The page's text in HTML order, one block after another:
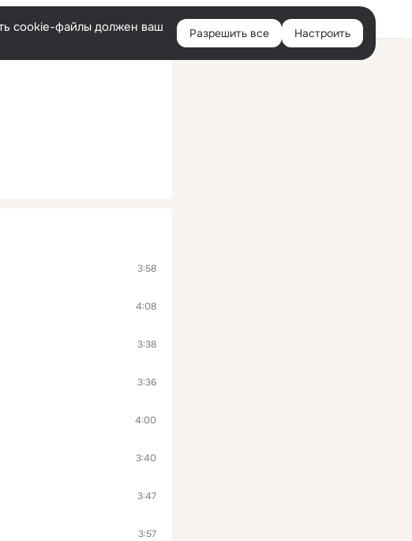
Войти
cookie-файлы должен ваш
Разрешить все Настроить
3:58
4:08
3:38
3:36
4:00
3:40
3:47
3:57